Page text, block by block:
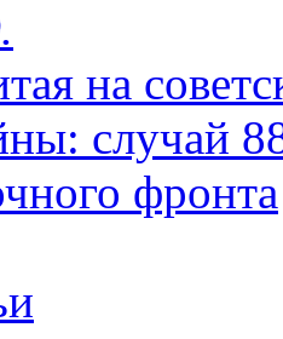
на
случай
фронта